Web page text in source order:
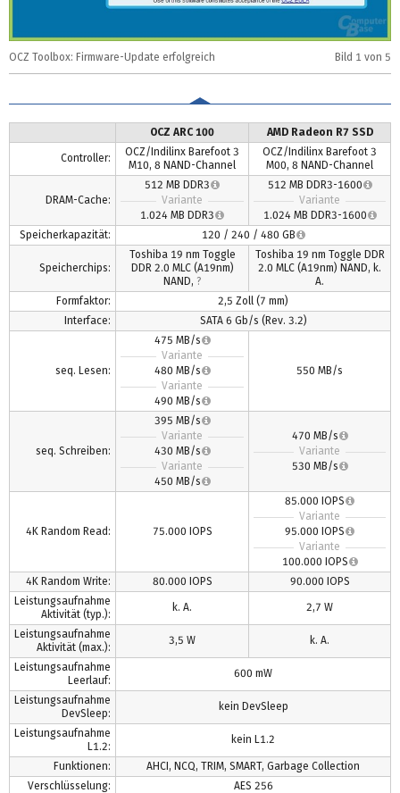
OCZ Toolbox: Firmware-Update erfolgreich Bild 1 von 5
OCZ ARC 100 AMD Radeon R7 SSD
Controller:
OCZ/Indilinx Barefoot 3
M10, 8 NAND-Channel
OCZ/Indilinx Barefoot 3
M00, 8 NAND-Channel
DRAM-Cache:
512 MB DDR3
Variante
1.024 MB DDR3
512 MB DDR3-1600
Variante
1.024 MB DDR3-1600
Speicherkapazität:
120 / 240 / 480 GB
Speicherchips:
Toshiba 19 nm Toggle
DDR 2.0 MLC (A19nm)
NAND, ?
Toshiba 19 nm Toggle DDR
2.0 MLC (A19nm) NAND, k.
A.
Formfaktor:
2,5 Zoll (7 mm)
Interface:
SATA 6 Gb/s (Rev. 3.2)
seq. Lesen:
475 MB/s
Variante
480 MB/s
Variante
490 MB/s
550 MB/s
seq. Schreiben:
395 MB/s
Variante
430 MB/s
Variante
450 MB/s
470 MB/s
Variante
530 MB/s
4K Random Read: 75.000 IOPS
85.000 IOPS
Variante
95.000 IOPS
Variante
100.000 IOPS
4K Random Write:
80.000 IOPS
90.000 IOPS
Leistungsaufnahme
Aktivität (typ.):
k. A. 2,7 W
Leistungsaufnahme
Aktivität (max.):
3,5 W k. A.
Leistungsaufnahme
Leerlauf:
600 mW
Leistungsaufnahme
DevSleep:
kein DevSleep
Leistungsaufnahme
L1.2:
kein L1.2
Funktionen:
AHCI, NCQ, TRIM, SMART, Garbage Collection
Verschlüsselung:
AES 256